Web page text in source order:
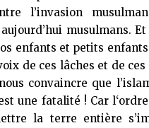
l’invasion
musulmans. Et
enfants et petits
de ces lâches et de
convaincre que
une fatalité ! Car l‘ordre
la terre entière